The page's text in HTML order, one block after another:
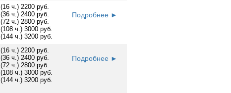
(16 ч.) 2200 руб.
(36 ч.) 2400 руб.
(72 ч.) 2800 руб.
(108 ч.) 3000 руб.
(144 ч.) 3200 руб.
Подробнее ►
(16 ч.) 2200 руб.
(36 ч.) 2400 руб.
(72 ч.) 2800 руб.
(108 ч.) 3000 руб.
(144 ч.) 3200 руб.
Подробнее ►